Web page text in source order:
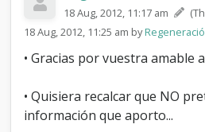
18 Aug, 2012, 11:17 am
18 Aug, 2012, 11:25 am by
• Gracias por vuestra amable
• Quisiera recalcar que NO
información que aporto...